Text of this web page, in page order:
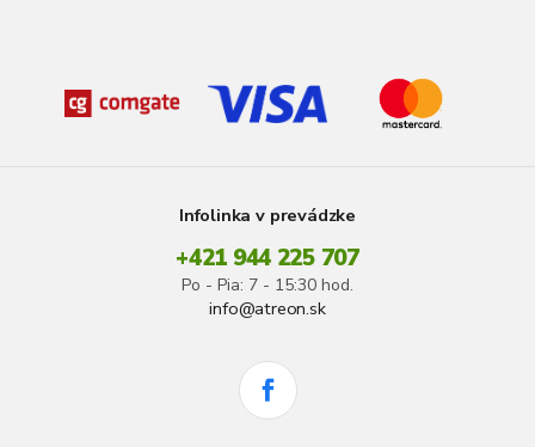
Infolinka v prevádzke
+421 944 225 707
Po - Pia: 7 - 15:30 hod.
info@atreon.sk